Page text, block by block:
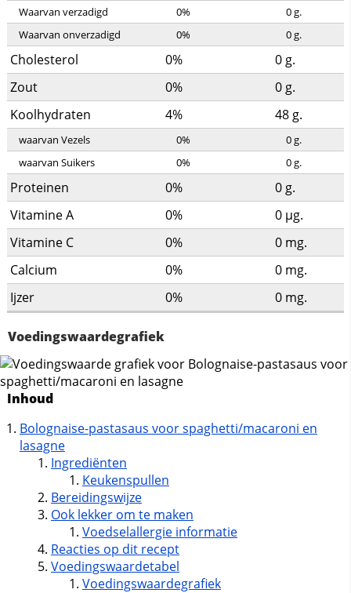
Waarvan verzadigd 0% 0g.
Waarvan onverzadigd
0% 0g.
Cholesterol 0% 0 g.
Zout
0% 0 g.
Koolhydraten
4% 48 g.
waarvan Vezels 0% 0g.
waarvan Suikers
0% 0g.
Proteinen 0% 0 g.
Vitamine A
0% 0 µg.
Vitamine C
0% 0 mg.
Calcium
0% 0 mg.
Ijzer
0% 0 mg.
Voedingswaardegrafiek
Inhoud
Bolognaise-pastasaus voor spaghetti/macaroni en
lasagne
Ingrediënten
Keukenspullen
Bereidingswijze
Ook lekker om te maken
Voedselallergie informatie
Reacties op dit recept
Voedingswaardetabel
Voedingswaardegrafiek